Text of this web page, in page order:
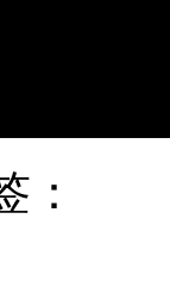
：